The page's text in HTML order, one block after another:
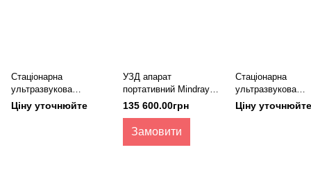
Стаціонарна
ультразвукова
діагностична система з
кольоровим доплером
Ціну уточнюйте
УЗД апарат
портативний Mindray
DP-30 VET
135 600.00грн
Замовити
Стаціонарна
ультразвукова
діагностична
кольоровим
Ціну уточнюйте